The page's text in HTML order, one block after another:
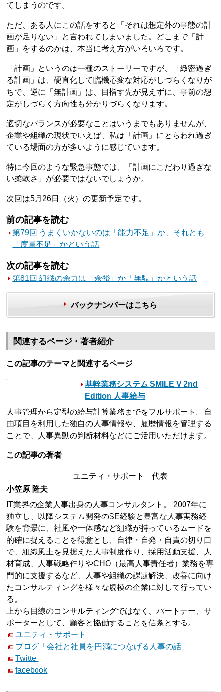
てしまうのです。
ただ、ある人にこの話をすると「それは想定外の事態の計
画が足りない」と言われてしまいました。どこまで「計
画」をするのかは、本当に考え方がいろいろです。
「計画」というのは一種のストーリーですが、「緻密過ぎ
る計画」は、硬直化して臨機応変な対応がしづらくなりが
ちで、逆に「無計画」は、目指す先が見えずに、事前の想
定がしづらく方向性も分かりづらくなります。
適切なバランスが必要なことはいうまでもありませんが、
企業や組織の現状でいえば、私は「計画」にとらわれ過ぎ
ている場面の方が多いように感じています。
特に今回のような緊急事態では、「計画にこだわり過ぎな
い柔軟さ」が必要ではないでしょうか。
次回は5月26日（火）の更新予定です。
前の記事を読む
第79回 うまくいかないのは「能力不足」か、それとも
「度量不足」かという話
次の記事を読む
第81回 組織の余力は「余裕」か「無駄」かという話
バックナンバーはこちら
関連するページ・著者紹介
この記事のテーマと関連するページ
基幹業務システム SMILE V 2nd
Edition 人事給与
人事管理から定型の給与計算業務までをフルサポート。自
由項目を利用した独自の人事情報や、履歴情報を管理する
ことで、人事異動の判断材料などにご活用いただけます。
この記事の著者
ユニティ・サポート 代表
小笠原 隆夫
IT業界の企業人事出身の人事コンサルタント。 2007年に
独立し、以降システム開発のSE経験と豊富な人事実務経
験を背景に、社風や一体感など組織が持っているムードを
的確に捉えることを得意とし、自律・自発・自責の切り口
で、組織風土を見据えた人事制度作り、採用活動支援、人
材育成、人事戦略作りやCHO（最高人事責任者）業務を専
門的に支援するなど、人事や組織の課題解決、改善に向け
たコンサルティングを様々な規模の企業に対して行ってい
る。
上から目線のコンサルティングではなく、パートナー、サ
ポーターとして、顧客と協働することを信条とする。
ユニティ・サポート
ブログ「会社と社員を円満につなげる人事の話」
Twitter
facebook